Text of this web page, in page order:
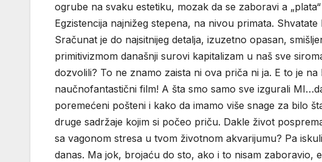
ogrube na svaku estetiku, mozak da se zaboravi a
Egzistencija najnižeg stepena, na nivou primata.
Sračunat je do najsitnijeg detalja, izuzetno opasan,
primitivizmom današnji surovi kapitalizam u naš sve
dozvolili? To ne znamo zaista ni ova priča ni ja. E to je
naučnofantastični film! A šta smo samo sve izgurali
poremećeni pošteni i kako da imamo više snage za bilo
druge sadržaje kojim si počeo priču. Dakle život
sa vagonom stresa u tvom životnom akvarijumu? Pa
danas. Ma jok, brojaću do sto, ako i to nisam